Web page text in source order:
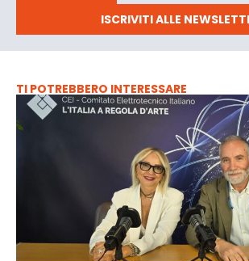
ISCRIVITI ALLE
TI POTREBBERO INTERESSARE